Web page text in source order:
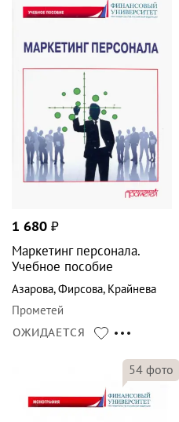
1 680 ₽
Маркетинг персонала.
Учебное пособие
Азарова,Фирсова, Крайнева
Прометей
ОЖИДАЕТСЯ
54 фото